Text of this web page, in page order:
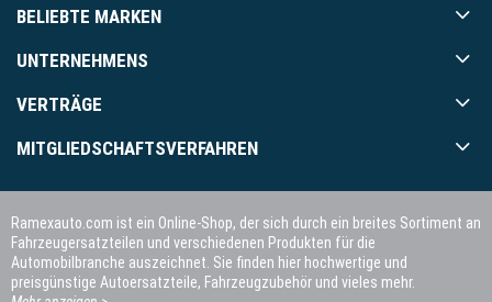
BELIEBTE MARKEN
UNTERNEHMENS
VERTRÄGE
MITGLIEDSCHAFTSVERFAHREN
Ramexauto.com ist ein Online-Shop, der sich durch ein breites Sortiment an
Fahrzeugersatzteilen und verschiedenen Produkten für die
Automobilbranche auszeichnet. Sie finden hier hochwertige und
preisgünstige Autoersatzteile, Fahrzeugzubehör und vieles mehr.